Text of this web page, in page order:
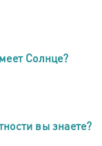
Солнце?
вы знаете?